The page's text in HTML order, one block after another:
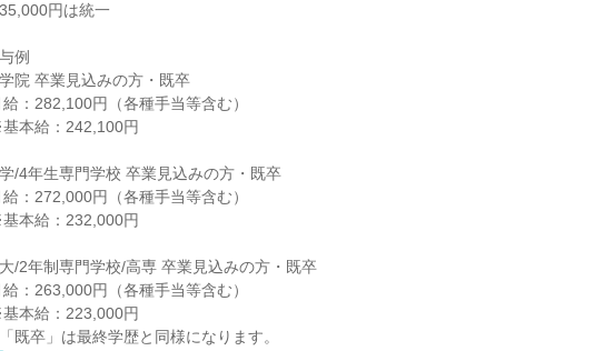
円は統一
例
院 卒業見込みの方・既卒
/4年生専門学校 卒業見込みの方・既卒
/2年制専門学校/高専 卒業見込みの方・既卒
既卒」は最終学歴と同様になります。